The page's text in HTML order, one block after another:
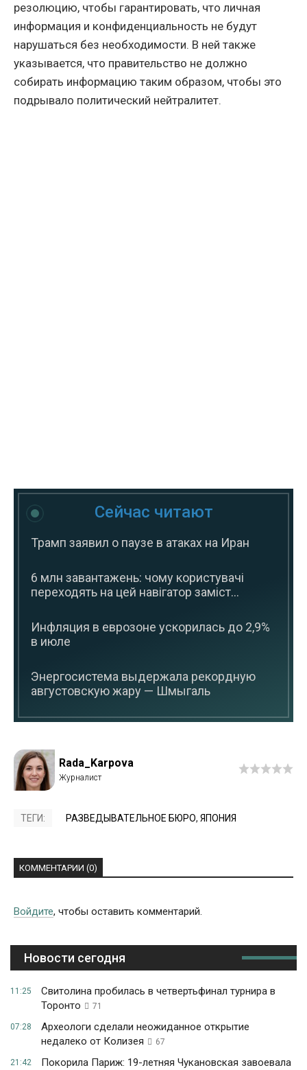
резолюцию, чтобы гарантировать, что личная
информация и конфиденциальность не будут
нарушаться без необходимости. В ней также
указывается, что правительство не должно
собирать информацию таким образом, чтобы это
подрывало политический нейтралитет.
Сейчас читают
Трамп заявил о паузе в атаках на Иран
6 млн завантажень: чому користувачі
переходять на цей навігатор заміст...
Инфляция в еврозоне ускорилась до 2,9%
в июле
Энергосистема выдержала рекордную
августовскую жару — Шмыгаль
Rada_Karpova
ТЕГИ: РАЗВЕДЫВАТЕЛЬНОЕ БЮРО, ЯПОНИЯ
КОММЕНТАРИИ (0)
Войдите, чтобы оставить комментарий.
Новости сегодня
11:25
Свитолина пробилась в четвертьфинал турнира в
Торонто
71
07:28
Археологи сделали неожиданное открытие
недалеко от Колизея
67
21:42
Покорила Париж: 19-летняя Чукановская завоевала